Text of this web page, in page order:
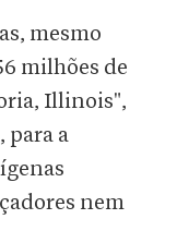
mesmo
milhões de
Illinois",
para a
nem